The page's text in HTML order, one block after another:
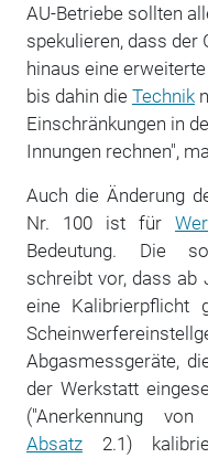
AU-­Betriebe sollten
spekulieren, dass der
hinaus eine
bis dahin die Technik
Einschränkungen in
Innungen rechnen",
Auch die Änderung
Nr. 100 ist für
Bedeutung. Die
schreibt vor, dass ab
eine Kalibrierpflicht
Abgasmessgeräte,
der Werkstatt
("Anerkennung von
Absatz2.1)